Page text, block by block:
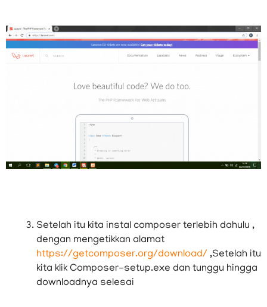
Setelah itu kita instal composer terlebih dahulu ,
dengan mengetikkan alamat
https://getcomposer.org/download/ ,Setelah itu
kita klik Composer-setup.exe dan tunggu hingga
downloadnya selesai